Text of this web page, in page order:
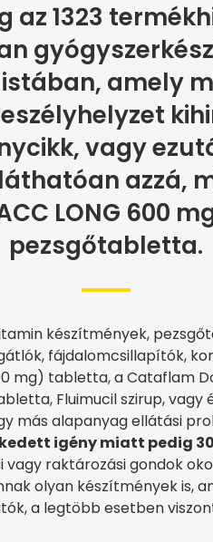
az 1323
amely
vagy
azzá,
LONG 600
pezsgőtabletta.
készítmények,
fájdalomcsillapítók,
mg) tabletta, a Cataflam
Fluimucil szirup, vagy
más alapanyag ellátási
igény miatt pedig
raktározási gondok
olyan készítmények is,
a legtöbb esetben